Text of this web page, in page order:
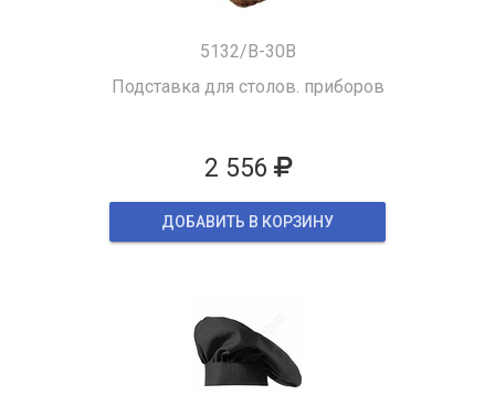
5132/B-30B
Подставка для столов. приборов
2 556
ДОБАВИТЬ В КОРЗИНУ